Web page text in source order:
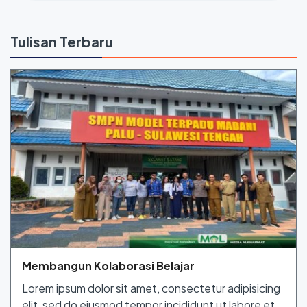
Tulisan Terbaru
Membangun Kolaborasi Belajar
Lorem ipsum dolor sit amet, consectetur adipisicing